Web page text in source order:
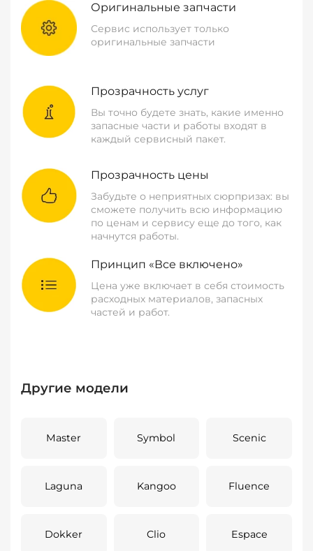
Оригинальные запчасти
Сервис использует только
оригинальные запчасти
Прозрачность услуг
Вы точно будете знать, какие именно
запасные части и работы входят в
каждый сервисный пакет.
Прозрачность цены
Забудьте о неприятных сюрпризах: вы
сможете получить всю информацию
по ценам и сервису еще до того, как
начнутся работы.
Принцип «Все включено»
Цена уже включает в себя стоимость
расходных материалов, запасных
частей и работ.
Другие модели
Master Symbol Scenic
Laguna Kangoo Fluence
Dokker Clio Espace